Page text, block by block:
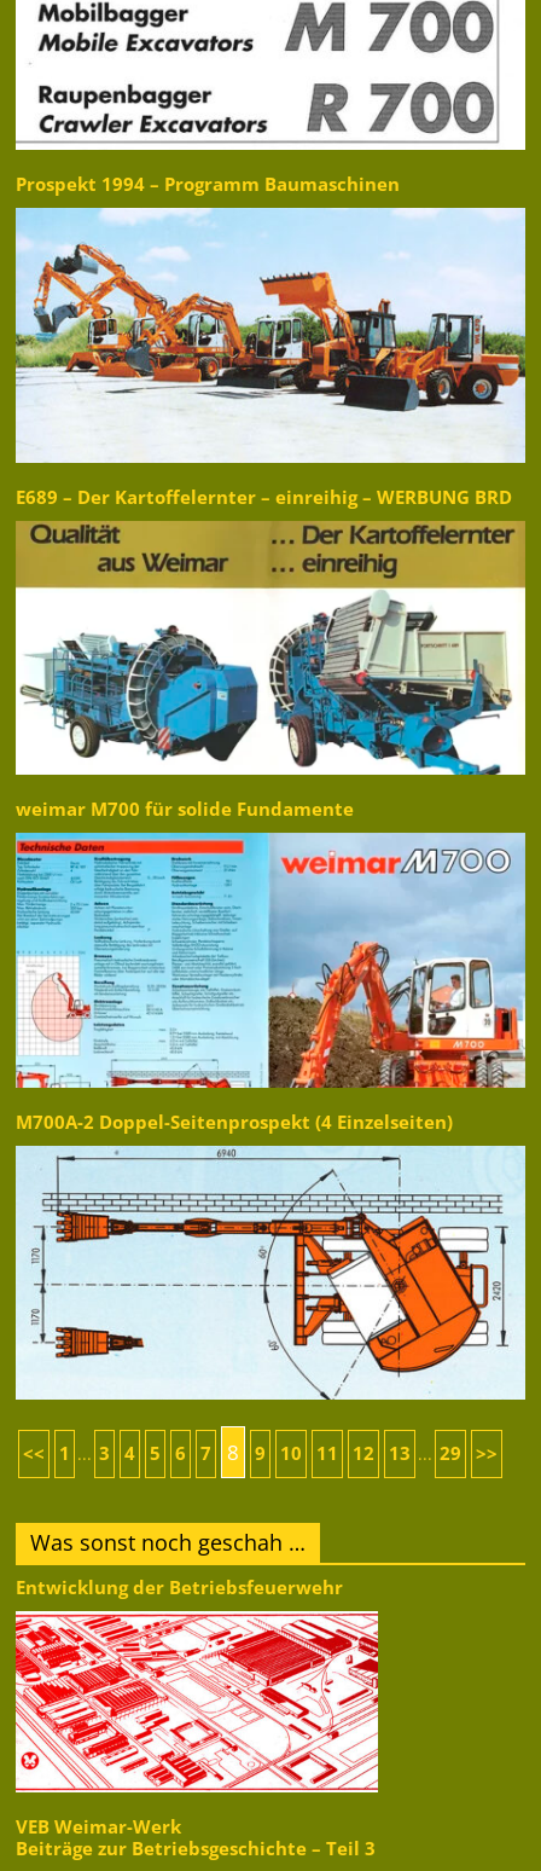
Prospekt 1994 – Programm Baumaschinen
E689 – Der Kartoffelernter – einreihig – WERBUNG BRD
weimar M700 für solide Fundamente
M700A-2 Doppel-Seitenprospekt (4 Einzelseiten)
<< 1 ... 3 4 5 6 7 8 9 10 11 12 13 ... 29 >>
Was sonst noch geschah …
Entwicklung der Betriebsfeuerwehr
VEB Weimar-Werk
Beiträge zur Betriebsgeschichte – Teil 3